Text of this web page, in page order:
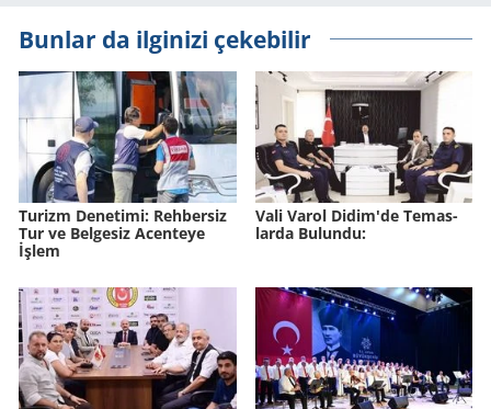
Bunlar da ilginizi çekebilir
Tu­rizm De­ne­ti­mi: Reh­ber­siz
Tur ve Bel­ge­siz Acen­te­ye
İşlem
Vali Varol Didim'de Te­mas­
lar­da Bu­lun­du: